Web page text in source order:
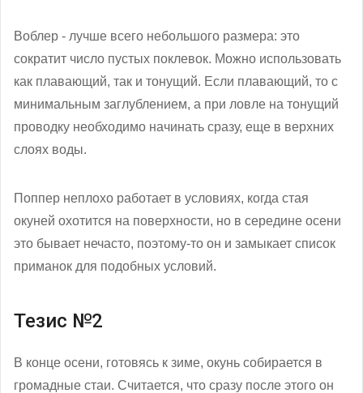
Воблер - лучше всего небольшого размера: это
сократит число пустых поклевок. Можно использовать
как плавающий, так и тонущий. Если плавающий, то с
минимальным заглублением, а при ловле на тонущий
проводку необходимо начинать сразу, еще в верхних
слоях воды.
Поппер неплохо работает в условиях, когда стая
окуней охотится на поверхности, но в середине осени
это бывает нечасто, поэтому-то он и замыкает список
приманок для подобных условий.
Тезис №2
В конце осени, готовясь к зиме, окунь собирается в
громадные стаи. Считается, что сразу после этого он